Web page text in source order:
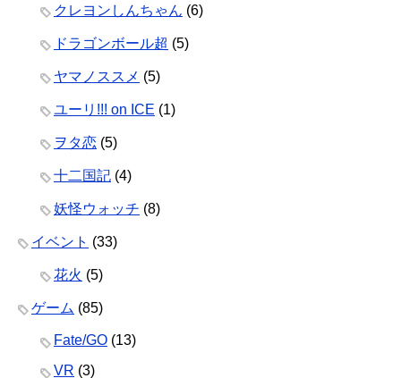
クレヨンしんちゃん (6)
ドラゴンボール超 (5)
ヤマノススメ (5)
ユーリ!!! on ICE (1)
ヲタ恋 (5)
十二国記 (4)
妖怪ウォッチ (8)
イベント (33)
花火 (5)
ゲーム (85)
Fate/GO (13)
VR (3)